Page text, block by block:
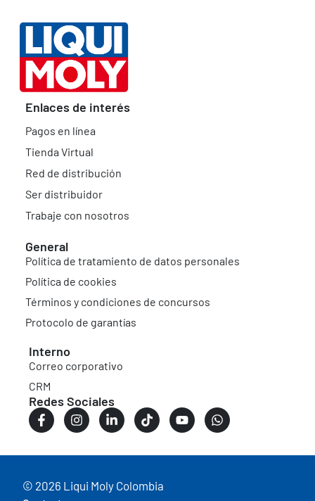
Enlaces de interés
Pagos en línea
Tienda Virtual
Red de distribución
Ser distribuidor
Trabaje con nosotros
General
Política de tratamiento de datos personales
Política de cookies
Términos y condiciones de concursos
Protocolo de garantías
Interno
Correo corporativo
CRM
Redes Sociales
© 2026 Liqui Moly Colombia